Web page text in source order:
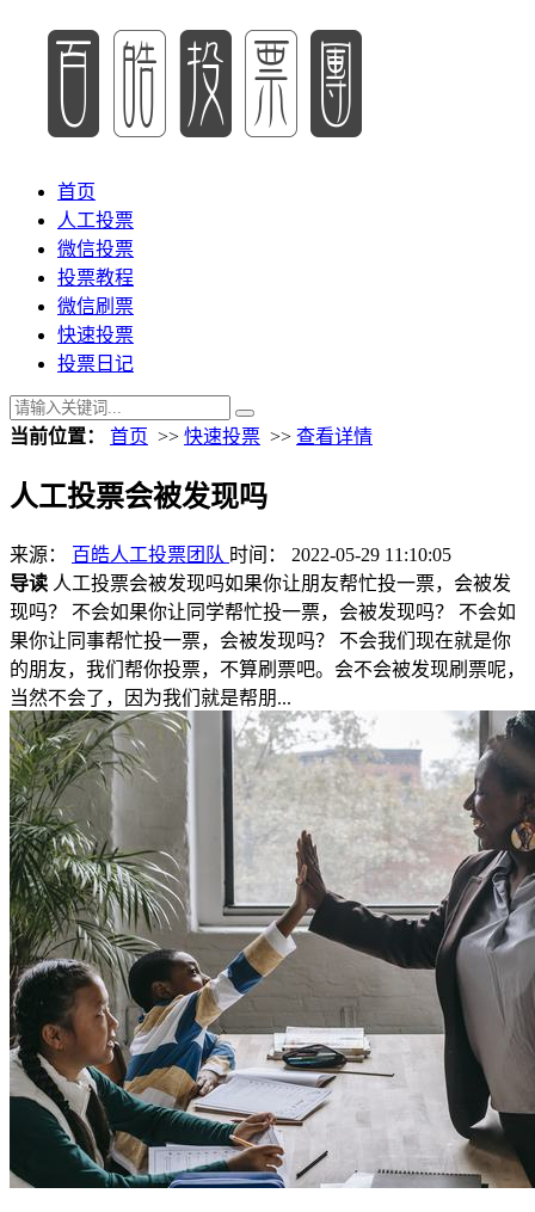
首页
人工投票
微信投票
投票教程
微信刷票
快速投票
投票日记
当前位置： 首页 >> 快速投票 >> 查看详情
人工投票会被发现吗
来源： 百皓人工投票团队 时间： 2022-05-29 11:10:05
导读 人工投票会被发现吗如果你让朋友帮忙投一票，会被发
现吗？ 不会如果你让同学帮忙投一票，会被发现吗？ 不会如
果你让同事帮忙投一票，会被发现吗？ 不会我们现在就是你
的朋友，我们帮你投票，不算刷票吧。会不会被发现刷票呢，
当然不会了，因为我们就是帮朋...